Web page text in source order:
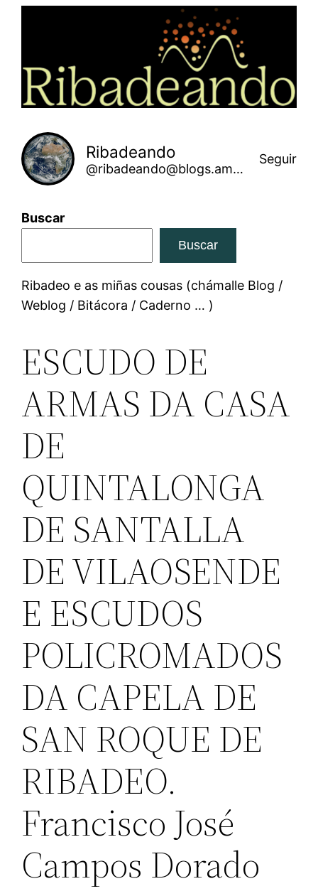
Ribadeando
@ribadeando@blogs.amarinha.gal
Seguir
Buscar
Buscar
Ribadeo e as miñas cousas (chámalle Blog /
Weblog / Bitácora / Caderno … )
ESCUDO DE
ARMAS DA CASA
DE
QUINTALONGA
DE SANTALLA
DE VILAOSENDE
E ESCUDOS
POLICROMADOS
DA CAPELA DE
SAN ROQUE DE
RIBADEO.
Francisco José
Campos Dorado